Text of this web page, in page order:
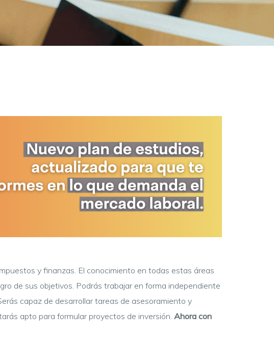
y finanzas. El conocimiento en todas estas áreas
de sus objetivos. Podrás trabajar en forma independiente
capaz de desarrollar tareas de asesoramiento y
apto para formular proyectos de inversión. Ahora con